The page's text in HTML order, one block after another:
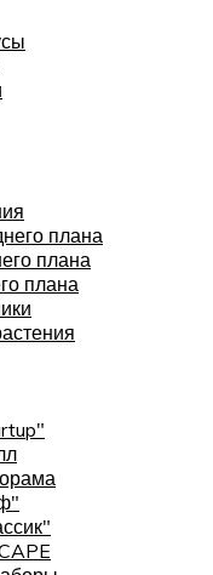
плана
плана
плана